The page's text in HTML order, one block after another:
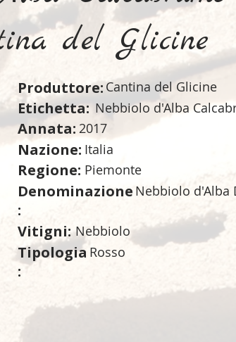
del Glicine
Produttore:Cantina del Glicine
Etichetta: Nebbiolo d'Alba
Annata: 2017
Nazione: Italia
Regione: Piemonte
Denominazione
:
Nebbiolo d'Alba
Vitigni: Nebbiolo
Tipologia
:
Rosso